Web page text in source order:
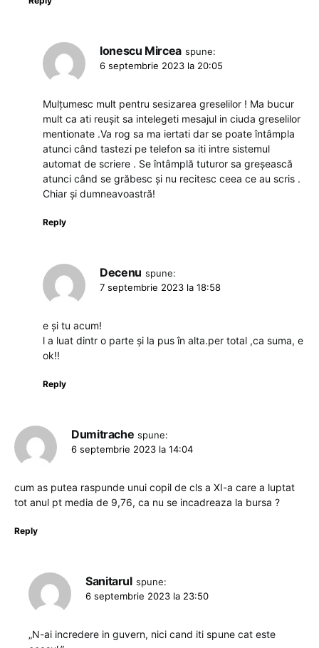
Ionescu Mircea spune:
6 septembrie 2023 la 20:05
Mulțumesc mult pentru sesizarea greselilor ! Ma bucur
mult ca ati reușit sa intelegeti mesajul in ciuda greselilor
mentionate .Va rog sa ma iertati dar se poate întâmpla
atunci când tastezi pe telefon sa iti intre sistemul
automat de scriere . Se întâmplă tuturor sa greșească
atunci când se grăbesc și nu recitesc ceea ce au scris .
Chiar și dumneavoastră!
Reply
Decenu spune:
7 septembrie 2023 la 18:58
e și tu acum!
l a luat dintr o parte și la pus în alta.per total ,ca suma, e
ok!!
Reply
Dumitrache spune:
6 septembrie 2023 la 14:04
cum as putea raspunde unui copil de cls a XI-a care a luptat
tot anul pt media de 9,76, ca nu se incadreaza la bursa ?
Reply
Sanitarul spune:
6 septembrie 2023 la 23:50
„N-ai incredere in guvern, nici cand iti spune cat este